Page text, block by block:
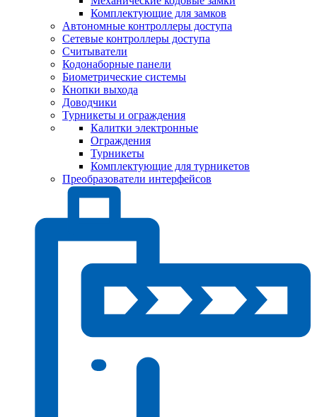
Комплектующие для замков
Автономные контроллеры доступа
Сетевые контроллеры доступа
Считыватели
Кодонаборные панели
Биометрические системы
Кнопки выхода
Доводчики
Турникеты и ограждения
Калитки электронные
Ограждения
Турникеты
Комплектующие для турникетов
Преобразователи интерфейсов